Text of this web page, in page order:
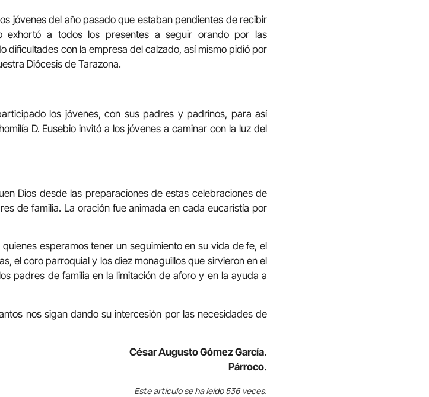
jóvenes del año pasado que estaban pendientes de recibir
exhortó a todos los presentes a seguir orando por las
dificultades con la empresa del calzado, así mismo pidió por
Diócesis de Tarazona.
los jóvenes, con sus padres y padrinos, para así
D. Eusebio invitó a los jóvenes a caminar con la luz del
Dios desde las preparaciones de estas celebraciones de
de familia. La oración fue animada en cada eucaristía por
esperamos tener un seguimiento en su vida de fe, el
el coro parroquial y los diez monaguillos que sirvieron en el
padres de familia en la limitación de aforo y en la ayuda a
nos sigan dando su intercesión por las necesidades de
César Augusto Gómez García.
Párroco.
Este artículo se ha leído 536 veces.